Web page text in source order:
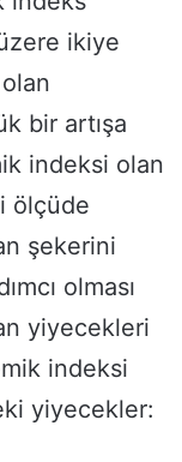
ikiye
bir artışa
indeksi olan
ölçüde
şekerini
olması
yiyecekleri
indeksi
yiyecekler: